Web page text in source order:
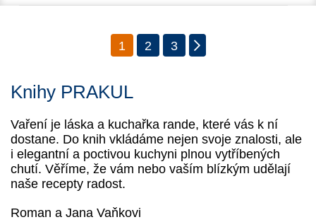
1 2 3
Knihy PRAKUL
Vaření je láska a kuchařka rande, které vás k ní
dostane. Do knih vkládáme nejen svoje znalosti, ale
i elegantní a poctivou kuchyni plnou vytříbených
chutí. Věříme, že vám nebo vaším blízkým udělají
naše recepty radost.
Roman a Jana Vaňkovi